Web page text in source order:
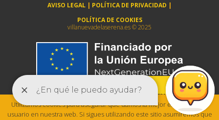
AVISO LEGAL | POLÍTICA DE PRIVACIDAD |
POLÍTICA DE COOKIES
villanuevadelaserena.es © 2025
Utilizamos cookies para asegurar que damos la mejor experiencia al
usuario en nuestra web. Si sigues utilizando este sitio asumiremos que